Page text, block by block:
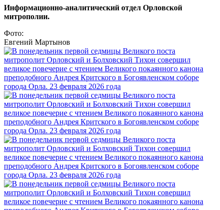
Информационно-аналитический отдел Орловской
митрополии.
Фото:
Евгений Мартынов